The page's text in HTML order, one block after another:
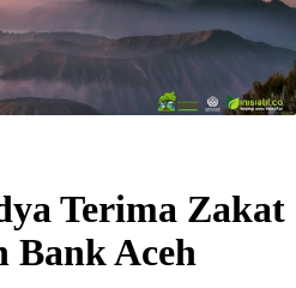
Terima Zakat
Bank Aceh